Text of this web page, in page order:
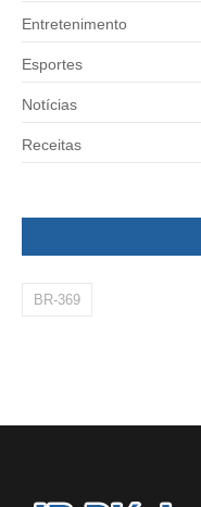
Entretenimento
Esportes
Notícias
Receitas
BR-369